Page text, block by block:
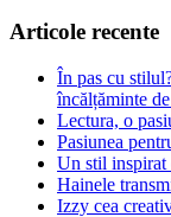
Articole recente
În pas cu
încălțăminte
Lectura, o
Pasiunea
Un stil inspirat
Hainele
Izzy cea